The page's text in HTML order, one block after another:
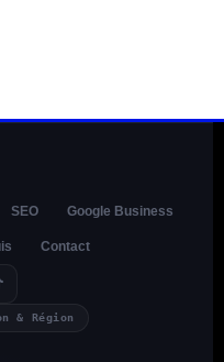
SEO Google Business
Contact
& Région